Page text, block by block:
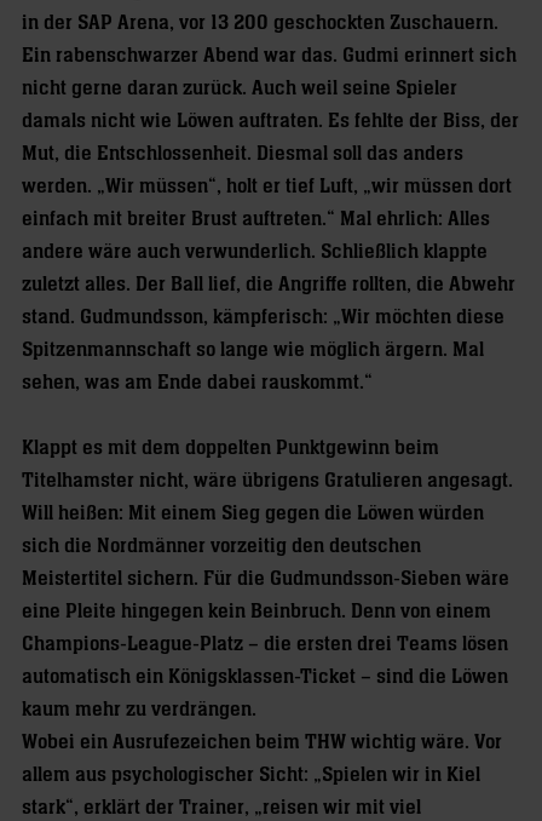
in der SAP Arena, vor 13 200 geschockten Zuschauern.
Ein rabenschwarzer Abend war das. Gudmi erinnert sich
nicht gerne daran zurück. Auch weil seine Spieler
damals nicht wie Löwen auftraten. Es fehlte der Biss, der
Mut, die Entschlossenheit. Diesmal soll das anders
werden. „Wir müssen“, holt er tief Luft, „wir müssen dort
einfach mit breiter Brust auftreten.“ Mal ehrlich: Alles
andere wäre auch verwunderlich. Schließlich klappte
zuletzt alles. Der Ball lief, die Angriffe rollten, die Abwehr
stand. Gudmundsson, kämpferisch: „Wir möchten diese
Spitzenmannschaft so lange wie möglich ärgern. Mal
sehen, was am Ende dabei rauskommt.“
Klappt es mit dem doppelten Punktgewinn beim
Titelhamster nicht, wäre übrigens Gratulieren angesagt.
Will heißen: Mit einem Sieg gegen die Löwen würden
sich die Nordmänner vorzeitig den deutschen
Meistertitel sichern. Für die Gudmundsson-Sieben wäre
eine Pleite hingegen kein Beinbruch. Denn von einem
Champions-League-Platz – die ersten drei Teams lösen
automatisch ein Königsklassen-Ticket – sind die Löwen
kaum mehr zu verdrängen.
Wobei ein Ausrufezeichen beim THW wichtig wäre. Vor
allem aus psychologischer Sicht: „Spielen wir in Kiel
stark“, erklärt der Trainer, „reisen wir mit viel